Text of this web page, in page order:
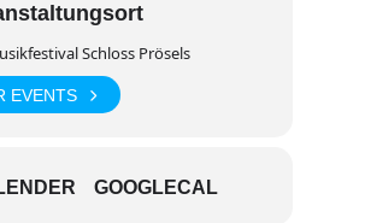
Schloss Prösels
EVENTS
GOOGLECAL